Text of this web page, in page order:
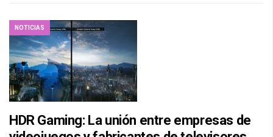
NOTICIAS
HDR Gaming: La unión entre empresas de